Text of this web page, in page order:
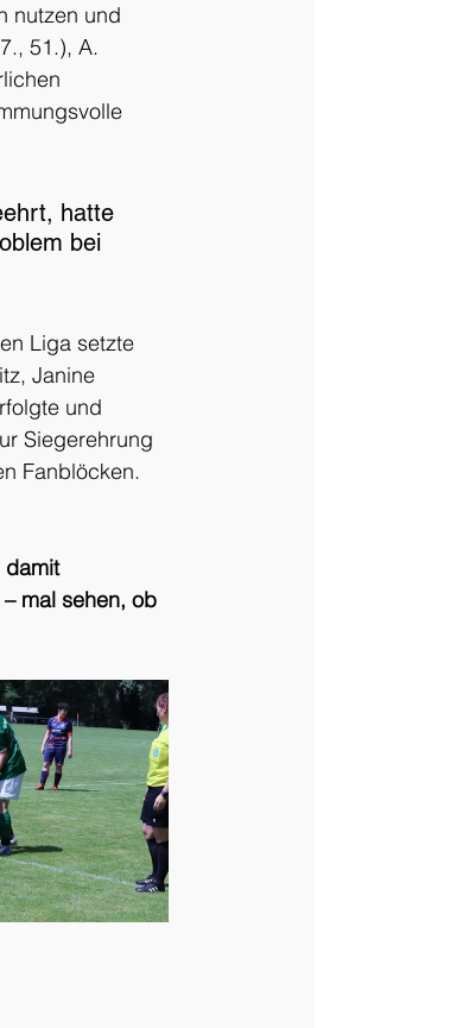
nutzen und
51.), A.
hatte
bei
Liga setzte
Janine
und
Siegerehrung
Fanblöcken.
damit
mal sehen, ob